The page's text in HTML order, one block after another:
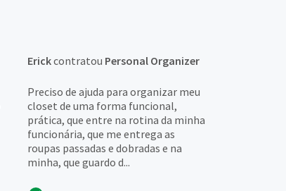
Erickcontratou Personal Organizer
Preciso de ajuda para organizar meu
closet de uma forma funcional,
prática, que entre na rotina da minha
funcionária, que me entrega as
roupas passadas e dobradas e na
minha, que guardo d...